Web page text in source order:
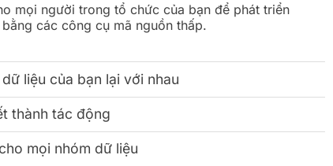
mọi người trong tổ chức của bạn để phát triển
các công cụ mã nguồn thấp.
liệu của bạn lại với nhau
thành tác động
mọi nhóm dữ liệu